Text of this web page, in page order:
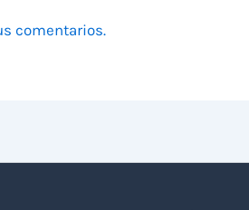
comentarios.